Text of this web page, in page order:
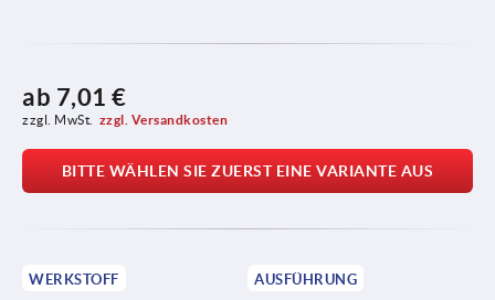
ab 7,01 €
zzgl. MwSt. zzgl. Versandkosten
BITTE WÄHLEN SIE ZUERST EINE VARIANTE AUS
WERKSTOFF AUSFÜHRUNG